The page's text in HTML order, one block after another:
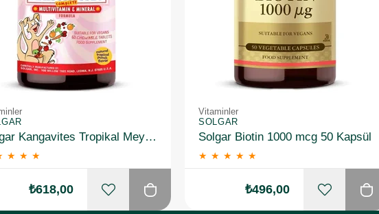
Solgar Kangavites Tropikal Meyve Aromalı 60 Tablet
★ ★ ★
₺618,00
Vitaminler
SOLGAR
Solgar Biotin 1000 mcg 50 Kapsül
★ ★ ★ ★ ★
₺496,00